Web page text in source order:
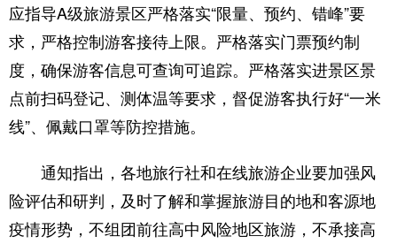
应指导A级旅游景区严格落实“限量、预约、错峰”要
求，严格控制游客接待上限。严格落实门票预约制
度，确保游客信息可查询可追踪。严格落实进景区景
点前扫码登记、测体温等要求，督促游客执行好“一米
线”、佩戴口罩等防控措施。
通知指出，各地旅行社和在线旅游企业要加强风
险评估和研判，及时了解和掌握旅游目的地和客源地
疫情形势，不组团前往高中风险地区旅游，不承接高